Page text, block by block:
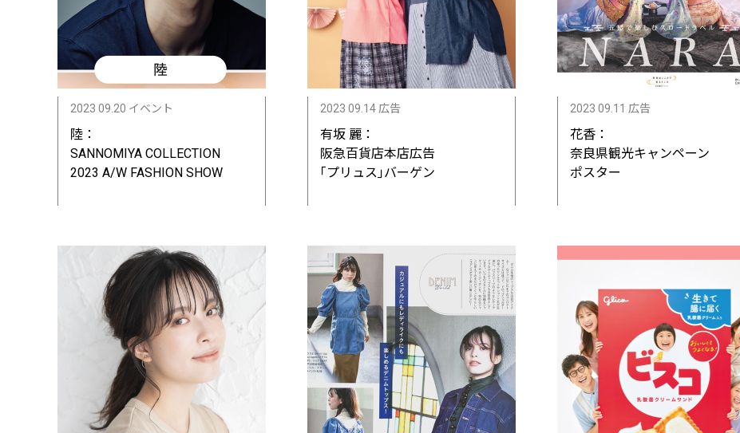
2023 09.20 イベント
陸：
SANNOMIYA COLLECTION
2023 A/W FASHION SHOW
2023 09.14 広告
有坂 麗：
阪急百貨店本店広告
｢プリュス｣バーゲン
2023 09.11 広告
花香：
奈良県観光キャンペーン
ポスター